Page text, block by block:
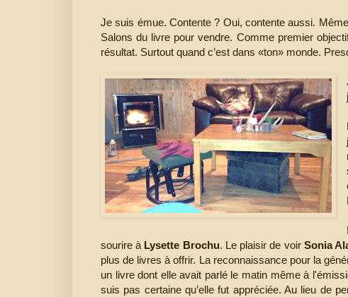
Je suis émue. Contente ? Oui, contente aussi.
Salons du livre pour vendre. Comme premier
résultat. Surtout quand c’est dans «ton» monde.
sourire à Lysette Brochu. Le plaisir de voir Sonia
plus de livres à offrir. La reconnaissance pour la
un livre dont elle avait parlé le matin même à
suis pas certaine qu’elle fut appréciée. Au lieu de